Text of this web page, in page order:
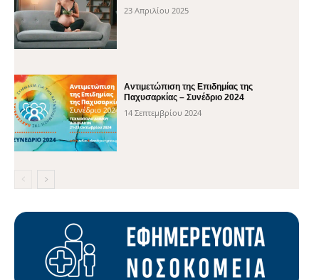
23 Απριλίου 2025
Αντιμετώπιση της Επιδημίας της
Παχυσαρκίας – Συνέδριο 2024
14 Σεπτεμβρίου 2024